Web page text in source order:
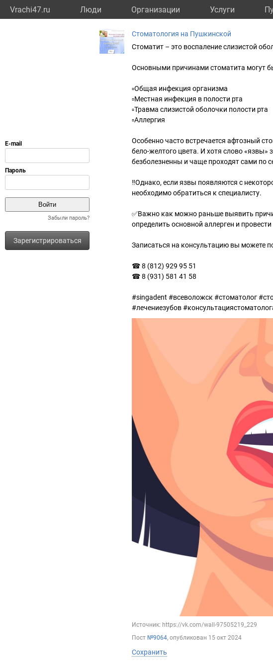
Vrachi47.ru Люди Организации Услуги
Забыли пароль?
Зарегистрироваться
Стоматология на Пушкинской
Стоматит – это воспаление слизистой
Основными причинами стоматита могут
▫Общая инфекция организма
▫Местная инфекция в полости рта
▫Травма слизистой оболочки полости рта
▫Аллергия
Особенно часто встречается афтозный
бело-желтого цвета. И хотя слово «язвы»
безболезненны и чаще проходят сами по
‼Однако, если язвы появляются с
необходимо обратиться к специалисту.
✅Важно как можно раньше выявить
определить основной аллерген и
Записаться на консультацию вы можете
☎ 8 (812) 929 95 51
☎ 8 (931) 581 41 58
#singadent #всеволожск #стоматолог
#лечениезубов
Источник: https://vk.com/wall-97505219_229
Пост №9064, опубликован 15 окт 2024
Сохранить